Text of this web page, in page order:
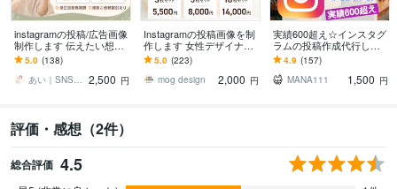
instagramの投稿/広告画像
制作します 伝えたい想い
を、目に留まるデザイン
へ
5.0 (138)
あい｜SNSデザイン 2,500 円
Instagramの投稿画像を制
作します 女性デザイナー
がシンプル綺麗にリーズ
ナブルに♪
5.0 (223)
mog design
2,000 円
実績600超え☆インスタグ
ラムの投稿作成代行しま
す Instagram運用OK☆フ
ィード・リールCanva制
作
4.9 (157)
MANA111
1,500 円
評価・感想（2件）
総合評価 4.5